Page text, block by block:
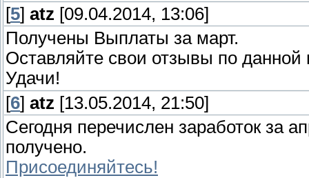
[5] atz [09.04.2014, 13:06]
Получены Выплаты за март.
Оставляйте свои отзывы по данной
Удачи!
[6] atz [13.05.2014, 21:50]
Сегодня перечислен заработок за
получено.
Присоединяйтесь!